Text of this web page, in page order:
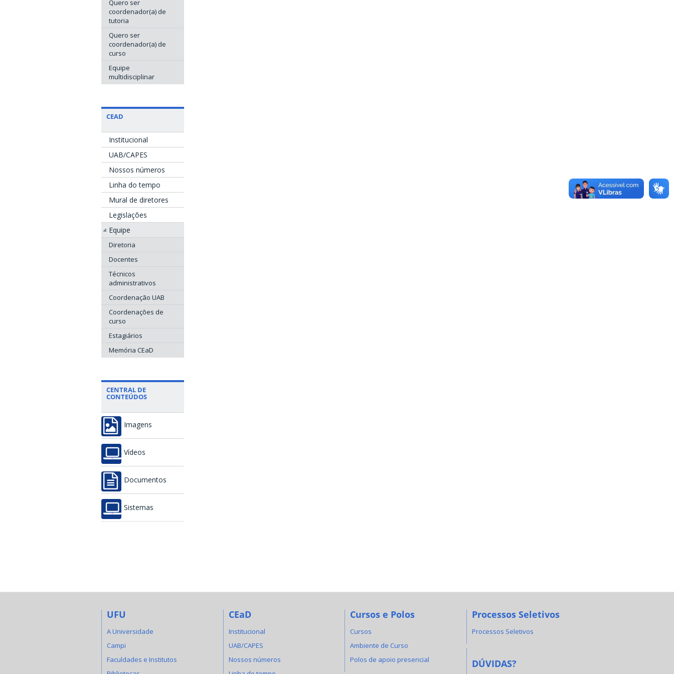
Quero ser
coordenador(a) de
tutoria
Quero ser
coordenador(a) de
curso
Equipe
multidisciplinar
CEAD
Institucional
UAB/CAPES
Nossos números
Linha do tempo
Mural de diretores
Legislações
Equipe
Diretoria
Docentes
Técnicos
administrativos
Coordenação UAB
Coordenações de
curso
Estagiários
Memória CEaD
CENTRAL DE
CONTEÚDOS
Imagens
Vídeos
Documentos
Sistemas
UFU
A Universidade
Campi
Faculdades e Institutos
CEaD
Institucional
UAB/CAPES
Nossos números
Cursos e Polos
Cursos
Ambiente de Curso
Polos de apoio presencial
Processos Seletivos
Processos Seletivos
DÚVIDAS?